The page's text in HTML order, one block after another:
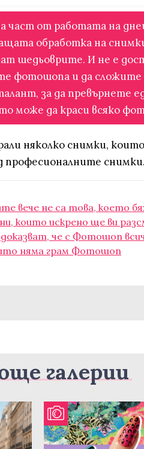
част от работата на
обработка на
шедьоврите. И не е
фотошопа и да сложите
за да превърнете
може да краси всяко
няколко снимки,
професионалните снимки.
вече не са това, което
които искрено ще ви
че с Фотошоп
няма грам Фотошоп
галерии